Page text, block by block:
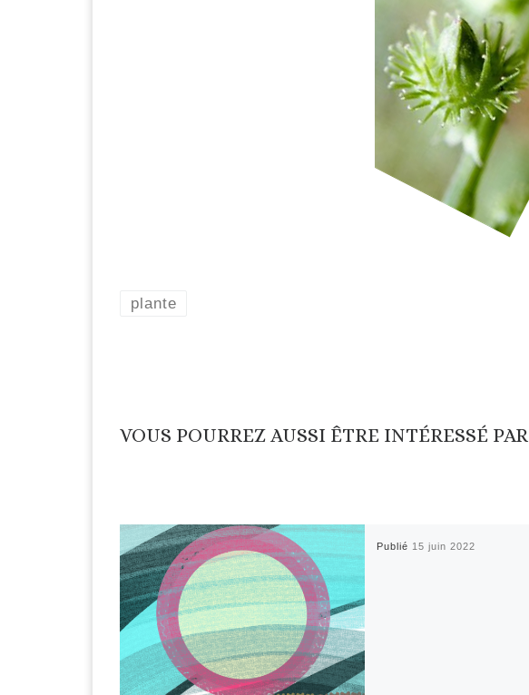
plante
VOUS POURREZ AUSSI ÊTRE INTÉRESSÉ PAR
Publié 15 juin 2022